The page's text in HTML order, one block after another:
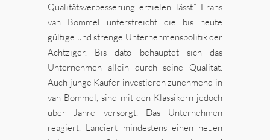
Qualitätsverbesserung erzielen lässt.“ Frans
van Bommel unterstreicht die bis heute
gültige und strenge Unternehmenspolitik der
Achtziger. Bis dato behauptet sich das
Unternehmen allein durch seine Qualität.
Auch junge Käufer investieren zunehmend in
van Bommel, sind mit den Klassikern jedoch
über Jahre versorgt. Das Unternehmen
reagiert. Lanciert mindestens einen neuen